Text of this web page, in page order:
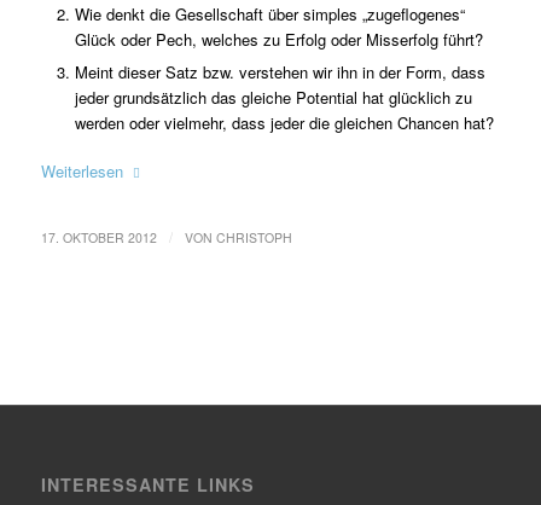
Wie denkt die Gesellschaft über simples „zugeflogenes“
Glück oder Pech, welches zu Erfolg oder Misserfolg führt?
Meint dieser Satz bzw. verstehen wir ihn in der Form, dass
jeder grundsätzlich das gleiche Potential hat glücklich zu
werden oder vielmehr, dass jeder die gleichen Chancen hat?
Weiterlesen
17. OKTOBER 2012 VON CHRISTOPH
INTERESSANTE LINKS